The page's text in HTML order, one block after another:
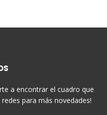
a encontrar el cuadro que
para más novedades!